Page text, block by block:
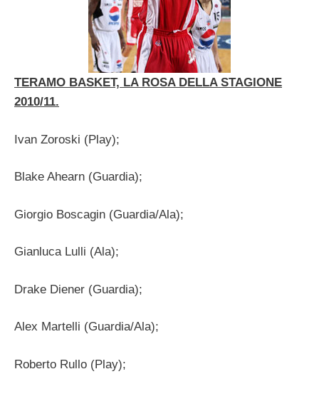
TERAMO BASKET, LA ROSA DELLA STAGIONE
2010/11.
Ivan Zoroski (Play);
Blake Ahearn (Guardia);
Giorgio Boscagin (Guardia/Ala);
Gianluca Lulli (Ala);
Drake Diener (Guardia);
Alex Martelli (Guardia/Ala);
Roberto Rullo (Play);